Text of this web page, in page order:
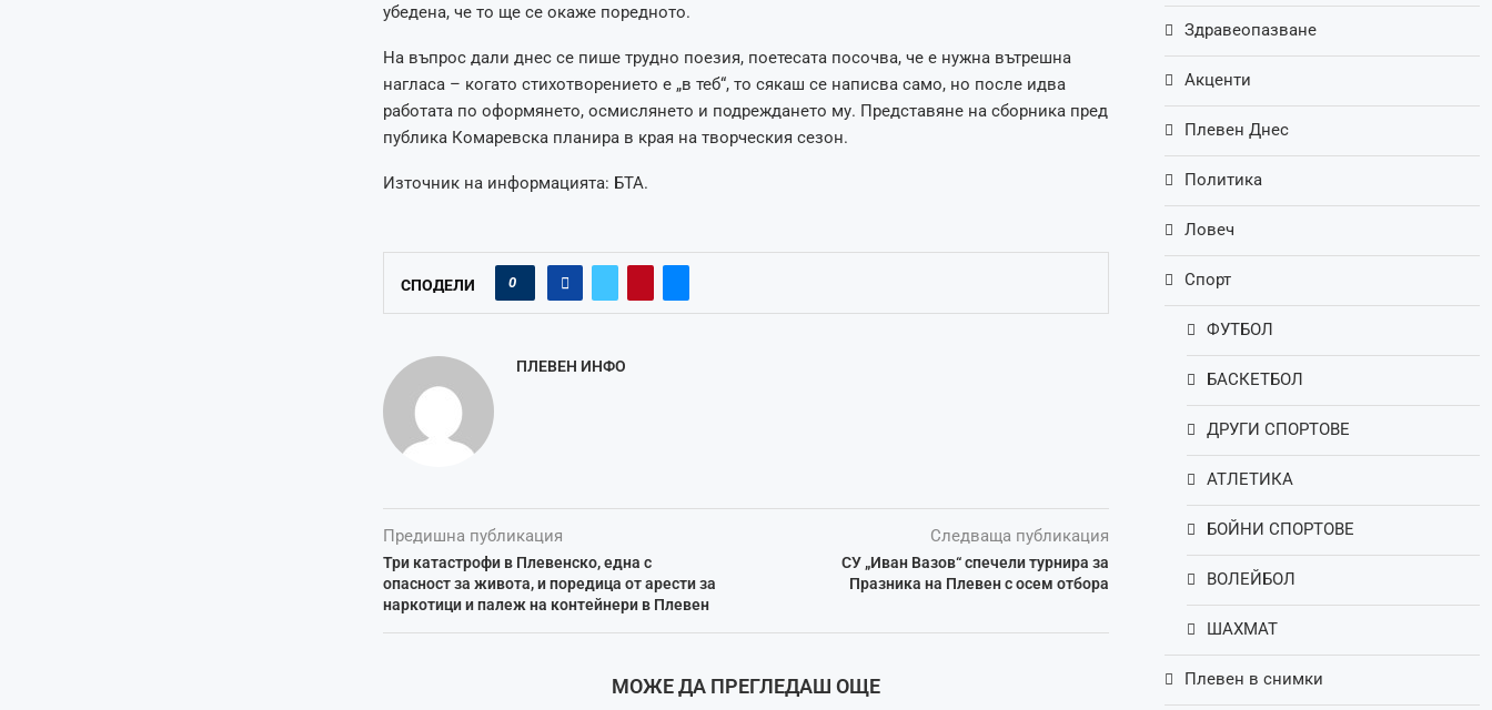
убедена, че то ще се окаже поредното.
На въпрос дали днес се пише трудно поезия, поетесата посочва, че е нужна вътрешна
нагласа – когато стихотворението е „в теб“, то сякаш се написва само, но после идва
работата по оформянето, осмислянето и подреждането му. Представяне на сборника пред
публика Комаревска планира в края на творческия сезон.
Източник на информацията: БТА.
СПОДЕЛИ 0
ПЛЕВЕН ИНФО
Предишна публикация
Три катастрофи в Плевенско, една с
опасност за живота, и поредица от арести за
наркотици и палеж на контейнери в Плевен
Следваща публикация
СУ „Иван Вазов“ спечели турнира за
Празника на Плевен с осем отбора
МОЖЕ ДА ПРЕГЛЕДАШ ОЩЕ
Здравеопазване
Акценти
Плевен Днес
Политика
Ловеч
Спорт
ФУТБОЛ
БАСКЕТБОЛ
ДРУГИ СПОРТОВЕ
АТЛЕТИКА
БОЙНИ СПОРТОВЕ
ВОЛЕЙБОЛ
ШАХМАТ
Плевен в снимки